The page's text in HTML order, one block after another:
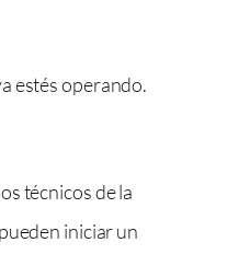
estés operando.
técnicos de la
iniciar un